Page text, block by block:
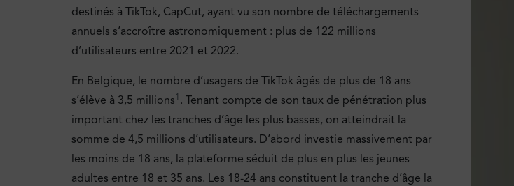
destinés à TikTok, CapCut, ayant vu son nombre de téléchargements
annuels s’accroître astronomiquement : plus de 122 millions
d’utilisateurs entre 2021 et 2022.
En Belgique, le nombre d’usagers de TikTok âgés de plus de 18 ans
s’élève à 3,5 millions 1 . Tenant compte de son taux de pénétration plus
important chez les tranches d’âge les plus basses, on atteindrait la
somme de 4,5 millions d’utilisateurs. D’abord investie massivement par
les moins de 18 ans, la plateforme séduit de plus en plus les jeunes
adultes entre 18 et 35 ans. Les 18-24 ans constituent la tranche d’âge la